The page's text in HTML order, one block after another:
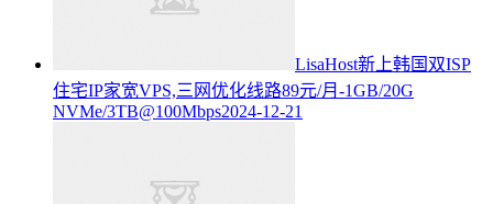
LisaHost新上韩国双ISP
住宅IP家宽VPS,三网优化线路89元/月-1GB/20G
NVMe/3TB@100Mbps2024-12-21